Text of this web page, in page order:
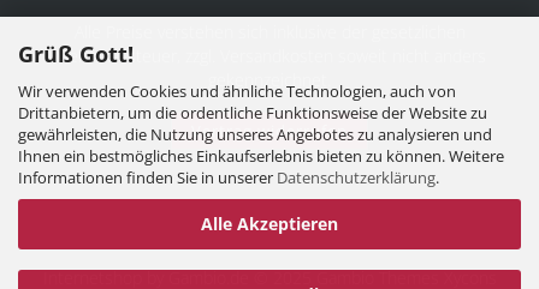
Grüß Gott!
Wir verwenden Cookies und ähnliche Technologien, auch von
Drittanbietern, um die ordentliche Funktionsweise der Website zu
gewährleisten, die Nutzung unseres Angebotes zu analysieren und
Ihnen ein bestmögliches Einkaufserlebnis bieten zu können. Weitere
Informationen finden Sie in unserer Datenschutzerklärung.
Alle Akzeptieren
Mehrwertsteuer, zzgl.
gekennzeichnet.
Vertrag widerrufen
Internetshopby Gambio.de © 2025 Gambio ThemesXycons